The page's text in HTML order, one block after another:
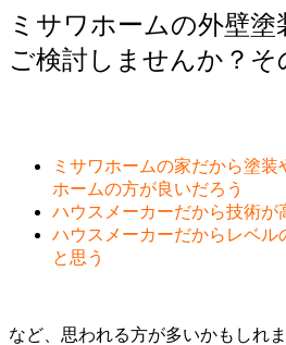
ミサワホームの外壁
ご検討しませんか？そ
ミサワホームの家だから塗
ホームの方が良いだろう
ハウスメーカーだから技術が
ハウスメーカーだからレベル
と思う
など、思われる方が多いかもしれま